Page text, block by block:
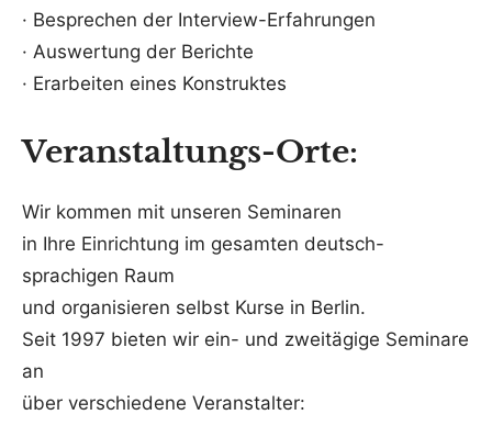
· Besprechen der Interview-Erfahrungen
· Auswertung der Berichte
· Erarbeiten eines Konstruktes
Veranstaltungs-Orte:
Wir kommen mit unseren Seminaren
in Ihre Einrichtung im gesamten deutsch-
sprachigen Raum
und organisieren selbst Kurse in Berlin.
Seit 1997 bieten wir ein- und zweitägige Seminare
an
über verschiedene Veranstalter: